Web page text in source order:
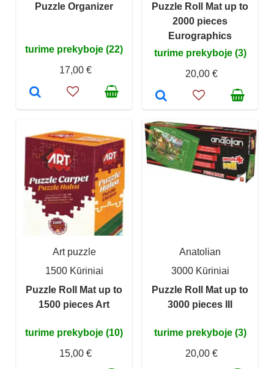
Puzzle Organizer
turime prekyboje (22)
17,00 €
Puzzle Roll Mat up to
2000 pieces
Eurographics
turime prekyboje (3)
20,00 €
Art puzzle
1500 Kūriniai
Puzzle Roll Mat up to
1500 pieces Art
turime prekyboje (10)
15,00 €
Anatolian
3000 Kūriniai
Puzzle Roll Mat up to
3000 pieces III
turime prekyboje (3)
20,00 €